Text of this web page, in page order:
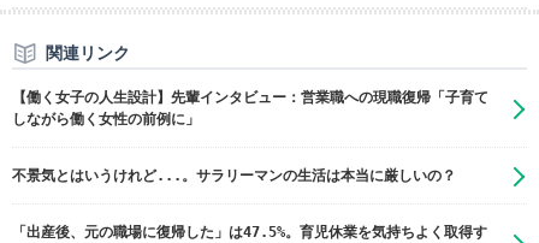
関連リンク
【働く女子の人生設計】先輩インタビュー：営業職への現職復帰「子育て
しながら働く女性の前例に」
不景気とはいうけれど...。サラリーマンの生活は本当に厳しいの？
「出産後、元の職場に復帰した」は47.5%。育児休業を気持ちよく取得す